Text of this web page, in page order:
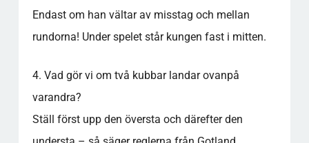
Endast om han vältar av misstag och mellan
rundorna! Under spelet står kungen fast i mitten.
4. Vad gör vi om två kubbar landar ovanpå
varandra?
Ställ först upp den översta och därefter den